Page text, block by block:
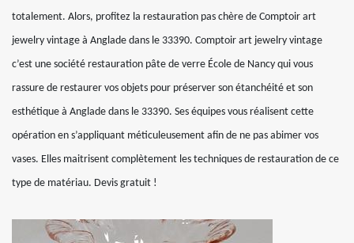
totalement. Alors, profitez la restauration pas chère de Comptoir art
jewelry vintage à Anglade dans le 33390. Comptoir art jewelry vintage
c’est une société restauration pâte de verre École de Nancy qui vous
rassure de restaurer vos objets pour préserver son étanchéité et son
esthétique à Anglade dans le 33390. Ses équipes vous réalisent cette
opération en s’appliquant méticuleusement afin de ne pas abimer vos
vases. Elles maitrisent complètement les techniques de restauration de ce
type de matériau. Devis gratuit !